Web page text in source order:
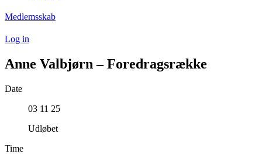
Medlemsskab
Log in
Anne Valbjørn – Foredragsrække
Date
03 11 25
Udløbet
Time